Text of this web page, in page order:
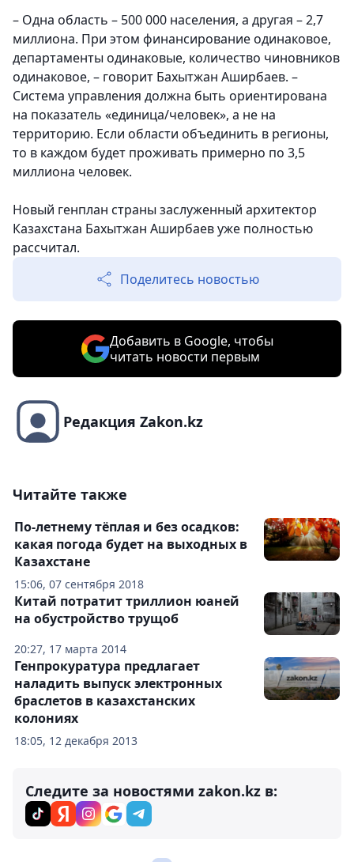
– Одна область – 500 000 населения, а другая – 2,7
миллиона. При этом финансирование одинаковое,
департаменты одинаковые, количество чиновников
одинаковое, – говорит Бахытжан Аширбаев. –
Система управления должна быть ориентирована
на показатель «единица/человек», а не на
территорию. Если области объединить в регионы,
то в каждом будет проживать примерно по 3,5
миллиона человек.
Новый генплан страны заслуженный архитектор
Казахстана Бахытжан Аширбаев уже полностью
рассчитал.
Поделитесь новостью
Добавить в Google, чтобы
читать новости первым
Редакция Zakon.kz
Читайте также
15:06, 07 сентября 2018
По-летнему тёплая и без осадков:
какая погода будет на выходных в
Казахстане
20:27, 17 марта 2014
Китай потратит триллион юаней
на обустройство трущоб
18:05, 12 декабря 2013
Генпрокуратура предлагает
наладить выпуск электронных
браслетов в казахстанских
колониях
Следите за новостями zakon.kz в: